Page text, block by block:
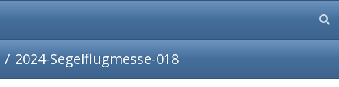
2024-Segelflugmesse-018